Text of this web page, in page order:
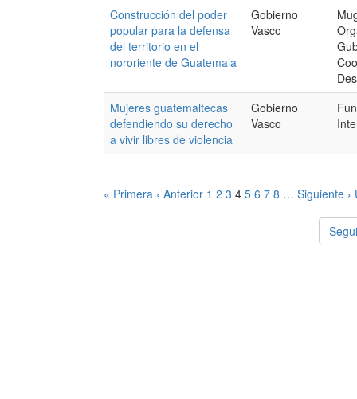
Construcción del poder
popular para la defensa
del territorio en el
nororiente de Guatemala
Gobierno
Vasco
Mujeres guatemaltecas
defendiendo su derecho
a vivir libres de violencia
Gobierno
Vasco
« Primera ‹ Anterior 1 2 3 4 5 6 7 8 … Siguiente ›